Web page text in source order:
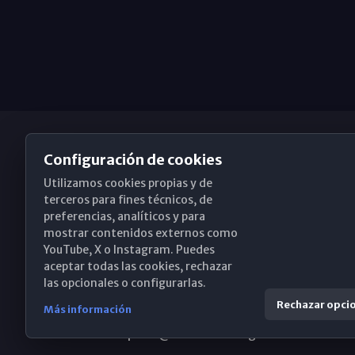
Obispado de Málaga
Santa María, 18-20. 29015 Málaga
(+34) 952 224 386
Configuración de cookies
Utilizamos cookies propias y de
terceros para fines técnicos, de
preferencias, analíticos y para
mostrar contenidos externos como
YouTube, X o Instagram. Puedes
aceptar todas las cookies, rechazar
las opcionales o configurarlas.
Más información Rechazar